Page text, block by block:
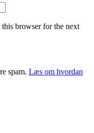
browser for the next
spam. Læs om hvordan